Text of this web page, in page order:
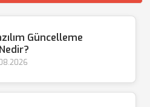
Güncelleme